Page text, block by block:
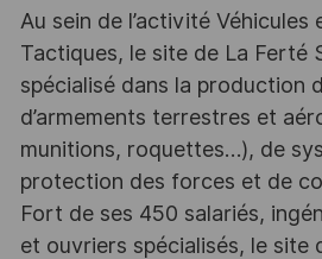
Au sein de l’activité Véhicules
Tactiques, le site de La Ferté
spécialisé dans la production
d’armements terrestres et
munitions, roquettes…), de
protection des forces et de
Fort de ses 450 salariés,
et ouvriers spécialisés, le site